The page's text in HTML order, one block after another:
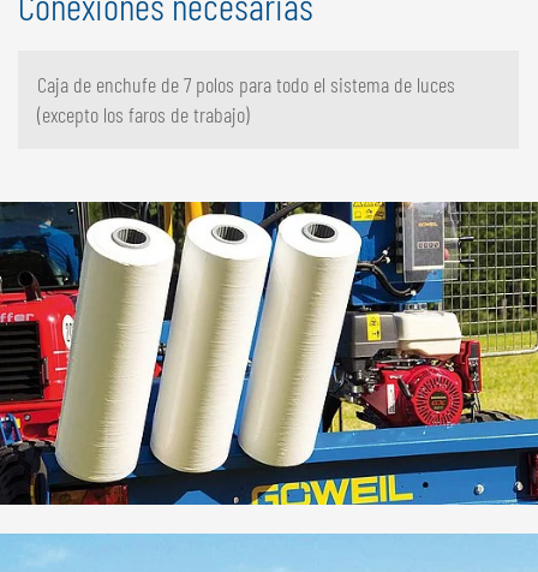
Caja de enchufe de 7 polos para todo el sistema de luces
(excepto los faros de trabajo)